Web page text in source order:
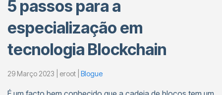
Empresa
Pesquisar
Ajuda
Futuros
5 passos para a
especialização em
tecnologia Blockchain
29 Março 2023 | eroot | Blogue